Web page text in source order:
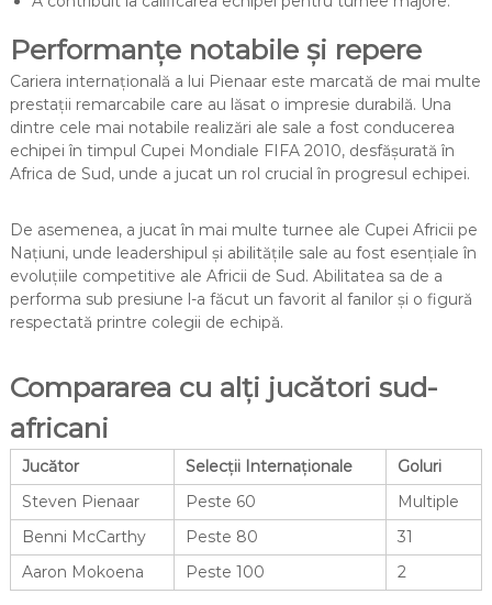
Performanțe notabile și repere
Cariera internațională a lui Pienaar este marcată de mai multe
prestații remarcabile care au lăsat o impresie durabilă. Una
dintre cele mai notabile realizări ale sale a fost conducerea
echipei în timpul Cupei Mondiale FIFA 2010, desfășurată în
Africa de Sud, unde a jucat un rol crucial în progresul echipei.
De asemenea, a jucat în mai multe turnee ale Cupei Africii pe
Națiuni, unde leadershipul și abilitățile sale au fost esențiale în
evoluțiile competitive ale Africii de Sud. Abilitatea sa de a
performa sub presiune l-a făcut un favorit al fanilor și o figură
respectată printre colegii de echipă.
Compararea cu alți jucători sud-
africani
Jucător Selecții Internaționale
Goluri
Steven Pienaar
Peste 60
Multiple
Benni McCarthy
Peste 80
31
Aaron Mokoena
Peste 100 2